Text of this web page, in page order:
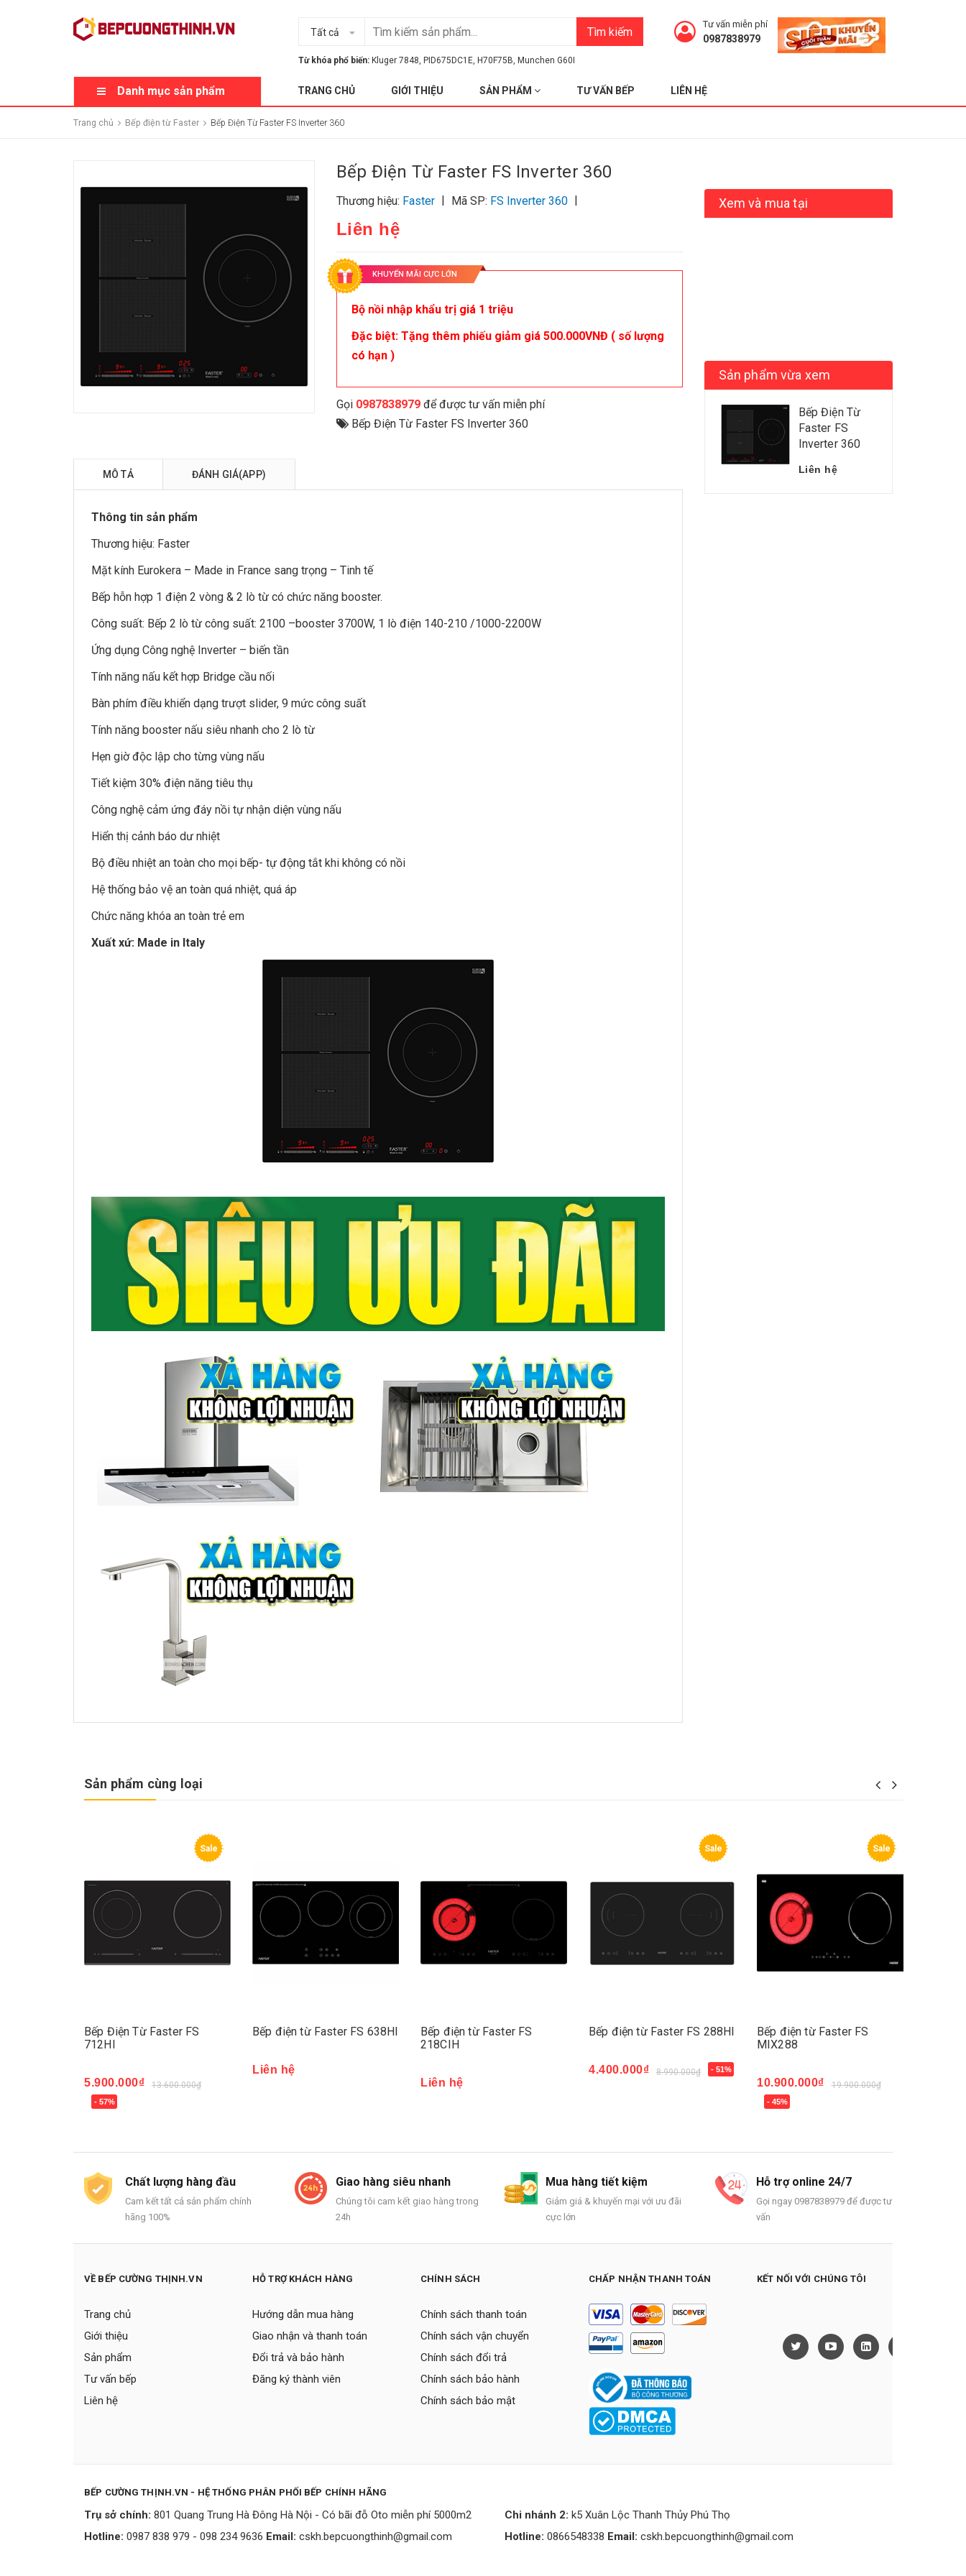
Tất cả Tìm kiếm
Từ khóa phổ biến: Kluger 7848, PID675DC1E, H70F75B, Munchen G60I
Tư vấn miễn phí
0987838979
Danh mục sản phẩm TRANG CHỦ GIỚI THIỆU SẢN PHẨM TƯ VẤN BẾP LIÊN HỆ
Trang chủ Bếp điện từ Faster Bếp Điện Từ Faster FS Inverter 360
Bếp Điện Từ Faster FS Inverter 360
Thương hiệu: Faster | Mã SP: FS Inverter 360 |
Liên hệ
KHUYẾN MÃI CỰC LỚN
Bộ nồi nhập khẩu trị giá 1 triệu
Đặc biệt: Tặng thêm phiếu giảm giá 500.000VNĐ ( số lượng
có hạn )
Gọi 0987838979để được tư vấn miễn phí
Bếp Điện Từ Faster FS Inverter 360
MÔ TẢ ĐÁNH GIÁ(APP)
Thông tin sản phẩm
Thương hiệu: Faster
Mặt kính Eurokera – Made in France sang trọng – Tinh tế
Bếp hỗn hợp 1 điện 2 vòng & 2 lò từ có chức năng booster.
Công suất: Bếp 2 lò từ công suất: 2100 –booster 3700W, 1 lò điện 140-210 /1000-2200W
Ứng dụng Công nghệ Inverter – biến tần
Tính năng nấu kết hợp Bridge cầu nối
Bàn phím điều khiển dạng trượt slider, 9 mức công suất
Tính năng booster nấu siêu nhanh cho 2 lò từ
Hẹn giờ độc lập cho từng vùng nấu
Tiết kiệm 30% điện năng tiêu thụ
Công nghệ cảm ứng đáy nồi tự nhận diện vùng nấu
Hiển thị cảnh báo dư nhiệt
Bộ điều nhiệt an toàn cho mọi bếp- tự động tắt khi không có nồi
Hệ thống bảo vệ an toàn quá nhiệt, quá áp
Chức năng khóa an toàn trẻ em
Xuất xứ: Made in Italy
Xem và mua tại
Sản phẩm vừa xem
Bếp Điện Từ
Faster FS
Inverter 360
Liên hệ
Sản phẩm cùng loại
Sale
Bếp Điện Từ Faster FS
712HI
5.900.000₫ 13.600.000₫
- 57%
Mua ngay
Bếp điện từ Faster FS 638HI
Liên hệ
Bếp điện từ Faster FS
218CIH
Liên hệ
Sale
Bếp điện từ Faster FS 288HI
4.400.000₫ 8.990.000₫ - 51%
Mua ngay
Sale
Bếp điện từ Faster FS
MIX288
10.900.000₫ 19.900.000₫
- 45%
Mua ngay
Chất lượng hàng đầu
Cam kết tất cả sản phẩm chính
hãng 100%
Giao hàng siêu nhanh
Chúng tôi cam kết giao hàng trong
24h
Mua hàng tiết kiệm
Giảm giá & khuyến mại với ưu đãi
cực lớn
Hỗ trợ online 24/7
Gọi ngay 0987838979 để được tư
vấn
VỀ BẾP CƯỜNG THỊNH.VN
Trang chủ
Giới thiệu
Sản phẩm
Tư vấn bếp
Liên hệ
HỖ TRỢ KHÁCH HÀNG
Hướng dẫn mua hàng
Giao nhận và thanh toán
Đổi trả và bảo hành
Đăng ký thành viên
CHÍNH SÁCH
Chính sách thanh toán
Chính sách vận chuyển
Chính sách đổi trả
Chính sách bảo hành
Chính sách bảo mật
CHẤP NHẬN THANH TOÁN KẾT NỐI VỚI CHÚNG TÔI
BẾP CƯỜNG THỊNH.VN - HỆ THỐNG PHÂN PHỐI BẾP CHÍNH HÃNG
Trụ sở chính: 801 Quang Trung Hà Đông Hà Nội - Có bãi đỗ Oto miễn phí 5000m2
Hotline: 0987 838 979 - 098 234 9636 Email: cskh.bepcuongthinh@gmail.com
Chi nhánh 2: k5 Xuân Lộc Thanh Thủy Phú Thọ
Hotline: 0866548338 Email: cskh.bepcuongthinh@gmail.com